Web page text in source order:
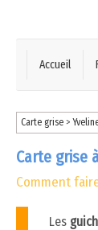
Accueil
Carte grise >
Carte grise
Comment
Les